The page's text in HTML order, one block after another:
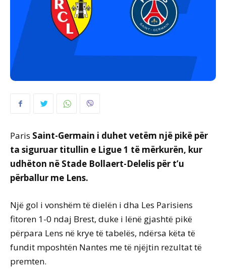
Paris Saint-Germain i duhet vetëm një pikë për
ta siguruar titullin e Ligue 1 të mërkurën, kur
udhëton në Stade Bollaert-Delelis për t’u
përballur me Lens.
Një gol i vonshëm të dielën i dha Les Parisiens
fitoren 1-0 ndaj Brest, duke i lënë gjashtë pikë
përpara Lens në krye të tabelës, ndërsa këta të
fundit mposhtën Nantes me të njëjtin rezultat të
premten.